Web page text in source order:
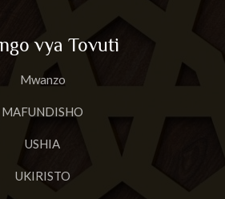
vya Tovuti
Mwanzo
MAFUNDISHO
USHIA
UKIRISTO